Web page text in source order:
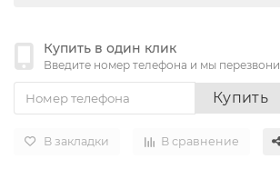
Купить в один клик
Введите номер телефона и мы
Купить
В закладки В сравнение